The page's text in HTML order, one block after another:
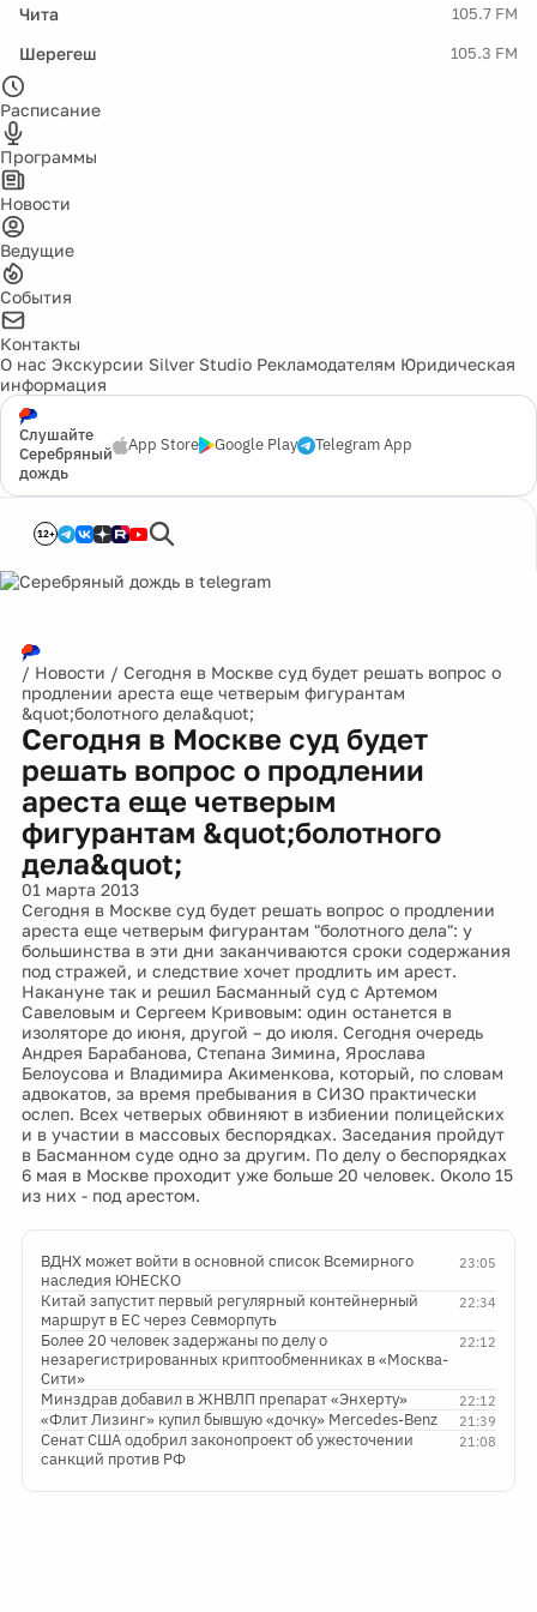
Чита 105.7 FM
Шерегеш 105.3 FM
Расписание
Программы
Новости
Ведущие
События
Контакты
О нас Экскурсии Silver Studio Рекламодателям Юридическая
информация
Слушайте
Серебряный
дождь
App Store Google Play Telegram App
12+
/ Новости / Сегодня в Москве суд будет решать вопрос о
продлении ареста еще четверым фигурантам
&quot;болотного дела&quot;
Сегодня в Москве суд будет
решать вопрос о продлении
ареста еще четверым
фигурантам &quot;болотного
дела&quot;
01 марта 2013
Сегодня в Москве суд будет решать вопрос о продлении
ареста еще четверым фигурантам "болотного дела": у
большинства в эти дни заканчиваются сроки содержания
под стражей, и следствие хочет продлить им арест.
Накануне так и решил Басманный суд с Артемом
Савеловым и Сергеем Кривовым: один останется в
изоляторе до июня, другой – до июля. Сегодня очередь
Андрея Барабанова, Степана Зимина, Ярослава
Белоусова и Владимира Акименкова, который, по словам
адвокатов, за время пребывания в СИЗО практически
ослеп. Всех четверых обвиняют в избиении полицейских
и в участии в массовых беспорядках. Заседания пройдут
в Басманном суде одно за другим. По делу о беспорядках
6 мая в Москве проходит уже больше 20 человек. Около 15
из них - под арестом.
23:05
ВДНХ может войти в основной список Всемирного
наследия ЮНЕСКО
22:34
Китай запустит первый регулярный контейнерный
маршрут в ЕС через Севморпуть
22:12
Более 20 человек задержаны по делу о
незарегистрированных криптообменниках в «Москва-
Сити»
22:12
Минздрав добавил в ЖНВЛП препарат «Энхерту»
21:39
«Флит Лизинг» купил бывшую «дочку» Mercedes-Benz
21:08
Сенат США одобрил законопроект об ужесточении
санкций против РФ